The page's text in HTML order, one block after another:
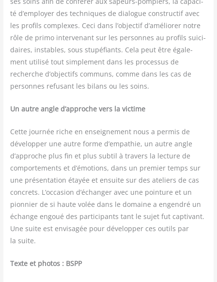
té d’employer des tech­niques de dia­logue construc­tif avec
les pro­fils com­plexes. Ceci dans l’objectif d’améliorer notre
rôle de pri­mo inter­ve­nant sur les per­sonnes au pro­fils sui­ci­
daires, instables, sous stu­pé­fiants. Cela peut être éga­le­
ment uti­li­sé tout sim­ple­ment dans les pro­ces­sus de
recherche d’objectifs com­muns, comme dans les cas de
per­sonnes refu­sant les bilans ou les soins.
Un autre angle d’ap­proche vers la victime
Cette jour­née riche en ensei­gne­ment nous a per­mis de
déve­lop­per une autre forme d’empathie, un autre angle
d’approche plus fin et plus sub­til à tra­vers la lec­ture de
com­por­te­ments et d’émotions, dans un pre­mier temps sur
une pré­sen­ta­tion étayée et ensuite sur des ate­liers de cas
concrets. L’occasion d’échanger avec une poin­ture et un
pion­nier de si haute volée dans le domaine a engen­dré un
échange engoué des par­ti­ci­pants tant le sujet fut cap­ti­vant.
Une suite est envi­sa­gée pour déve­lop­per ces outils par
la suite.
Texte et pho­tos : BSPP